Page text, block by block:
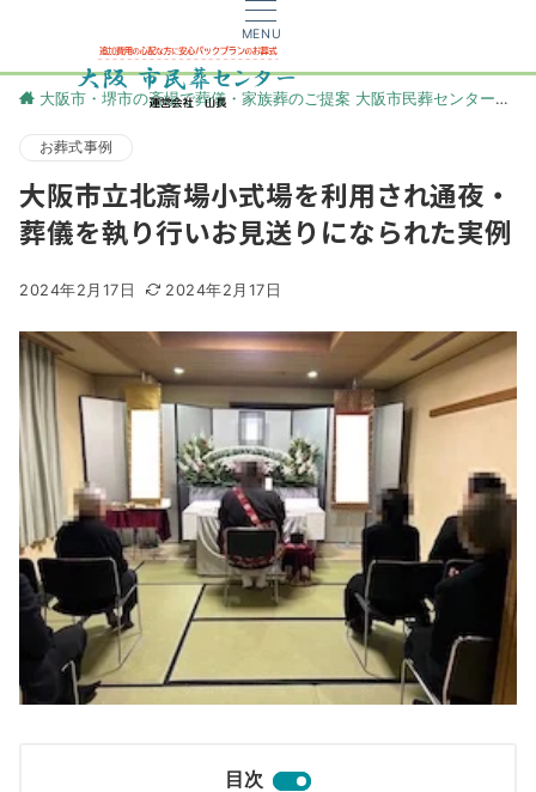
MENU
大阪市・堺市の斎場で葬儀・家族葬のご提案 大阪市民葬センター
お葬式事例
大阪市立北斎場小式場を利用され通夜・
葬儀を執り行いお見送りになられた実例
2024年2月17日 2024年2月17日
目次